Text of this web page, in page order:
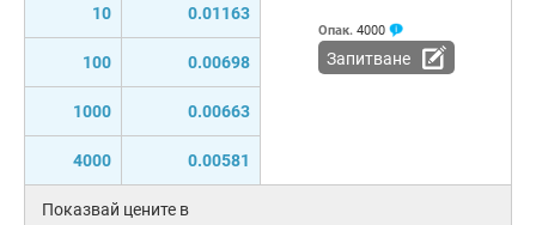
10 0.01163
100 0.00698
1000 0.00663
4000 0.00581
Опак. 4000
Запитване
Показвай цените в